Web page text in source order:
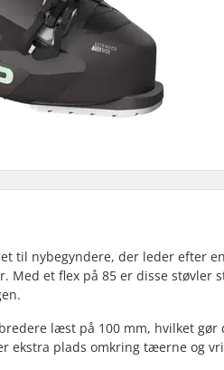
til nybegyndere, der leder efter
et flex på 85 er disse støvler
læst på 100 mm, hvilket
ekstra plads omkring tæerne og